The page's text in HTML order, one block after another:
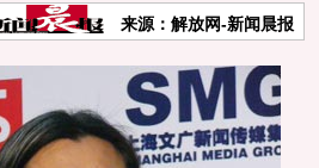
来源：解放网-新闻晨报